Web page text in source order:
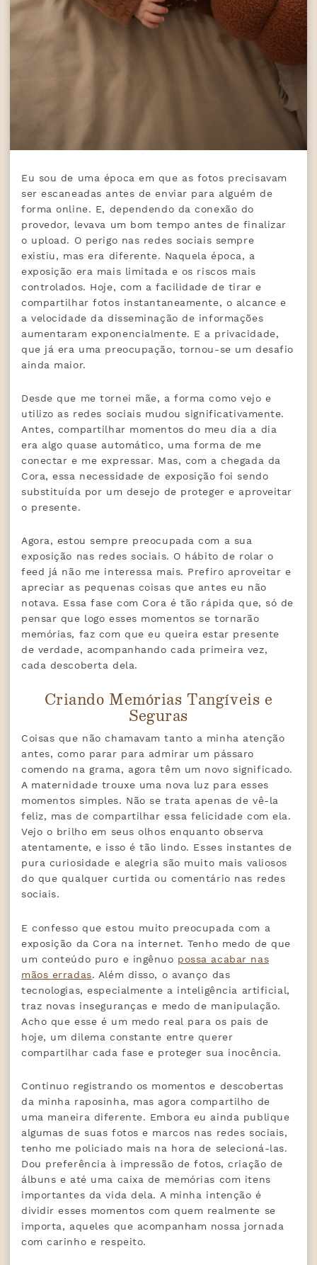
Eu sou de uma época em que as fotos precisavam
ser escaneadas antes de enviar para alguém de
forma online. E, dependendo da conexão do
provedor, levava um bom tempo antes de finalizar
o upload. O perigo nas redes sociais sempre
existiu, mas era diferente. Naquela época, a
exposição era mais limitada e os riscos mais
controlados. Hoje, com a facilidade de tirar e
compartilhar fotos instantaneamente, o alcance e
a velocidade da disseminação de informações
aumentaram exponencialmente. E a privacidade,
que já era uma preocupação, tornou-se um desafio
ainda maior.
Desde que me tornei mãe, a forma como vejo e
utilizo as redes sociais mudou significativamente.
Antes, compartilhar momentos do meu dia a dia
era algo quase automático, uma forma de me
conectar e me expressar. Mas, com a chegada da
Cora, essa necessidade de exposição foi sendo
substituída por um desejo de proteger e aproveitar
o presente.
Agora, estou sempre preocupada com a sua
exposição nas redes sociais. O hábito de rolar o
feed já não me interessa mais. Prefiro aproveitar e
apreciar as pequenas coisas que antes eu não
notava. Essa fase com Cora é tão rápida que, só de
pensar que logo esses momentos se tornarão
memórias, faz com que eu queira estar presente
de verdade, acompanhando cada primeira vez,
cada descoberta dela.
Criando Memórias Tangíveis e
Seguras
Coisas que não chamavam tanto a minha atenção
antes, como parar para admirar um pássaro
comendo na grama, agora têm um novo significado.
A maternidade trouxe uma nova luz para esses
momentos simples. Não se trata apenas de vê-la
feliz, mas de compartilhar essa felicidade com ela.
Vejo o brilho em seus olhos enquanto observa
atentamente, e isso é tão lindo. Esses instantes de
pura curiosidade e alegria são muito mais valiosos
do que qualquer curtida ou comentário nas redes
sociais.
E confesso que estou muito preocupada com a
exposição da Cora na internet. Tenho medo de que
um conteúdo puro e ingênuo possa acabar nas
mãos erradas. Além disso, o avanço das
tecnologias, especialmente a inteligência artificial,
traz novas inseguranças e medo de manipulação.
Acho que esse é um medo real para os pais de
hoje, um dilema constante entre querer
compartilhar cada fase e proteger sua inocência.
Continuo registrando os momentos e descobertas
da minha raposinha, mas agora compartilho de
uma maneira diferente. Embora eu ainda publique
algumas de suas fotos e marcos nas redes sociais,
tenho me policiado mais na hora de selecioná-las.
Dou preferência à impressão de fotos, criação de
álbuns e até uma caixa de memórias com itens
importantes da vida dela. A minha intenção é
dividir esses momentos com quem realmente se
importa, aqueles que acompanham nossa jornada
com carinho e respeito.